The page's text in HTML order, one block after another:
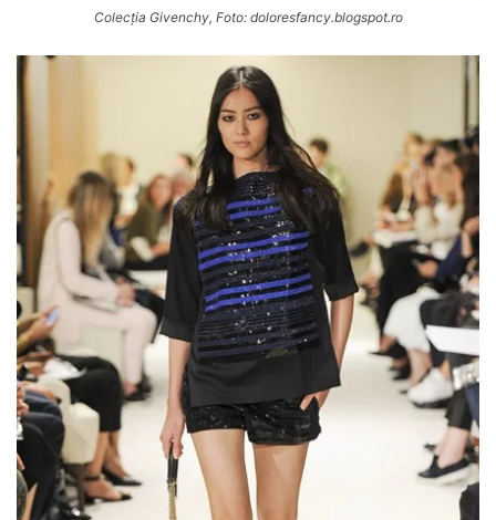
Colecția Givenchy, Foto: doloresfancy.blogspot.ro